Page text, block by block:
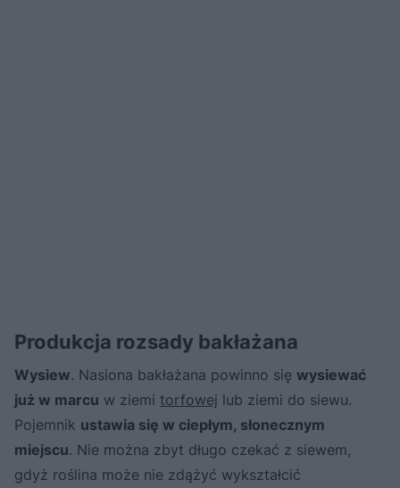
​Produkcja rozsady bakłażana
Wysiew. Nasiona bakłażana powinno się wysiewać
już w marcu w ziemi torfowej lub ziemi do siewu.
Pojemnik ustawia się w ciepłym, słonecznym
miejscu. Nie można zbyt długo czekać z siewem,
gdyż roślina może nie zdążyć wykształcić